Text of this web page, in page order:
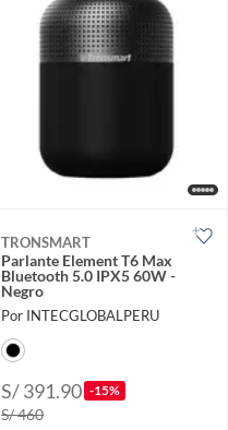
TRONSMART
Parlante Element T6 Max
Bluetooth 5.0 IPX5 60W -
Negro
Por INTECGLOBALPERU
S/ 391.90 -15%
S/ 460